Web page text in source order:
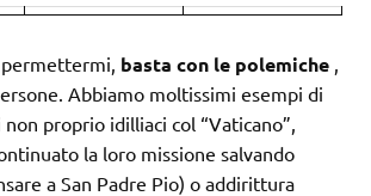
basta con le polemiche
Abbiamo moltissimi esempi di
proprio idilliaci col “Vaticano”,
la loro missione salvando
a San Padre Pio) o addirittura